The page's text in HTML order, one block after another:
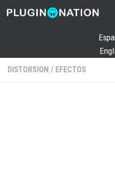
Saltar al contenido
DISTORSION / EFECTOS